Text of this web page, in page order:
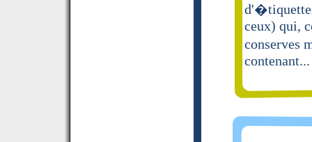
ceux) qui,
conserves
contenant...